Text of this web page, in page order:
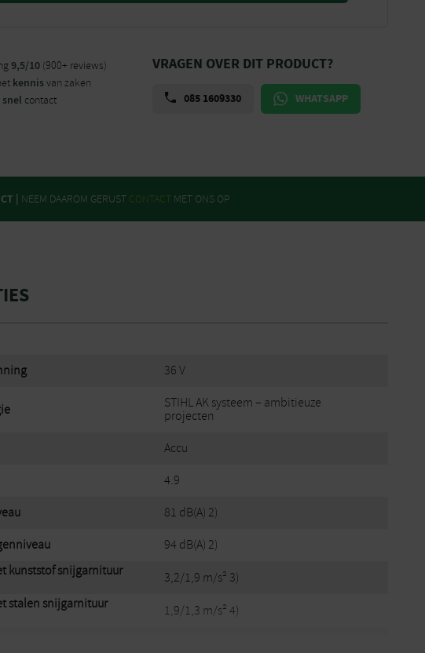
9,5/10 (900+ reviews)
kennisvan zaken
snel contact
VRAGEN OVER DIT PRODUCT?
085 1609330 WHATSAPP
| NEEM DAAROM GERUST CONTACT MET ONS OP
36 V
STIHL AK systeem – ambitieuze
projecten
Accu
4.9
81 dB(A) 2)
94 dB(A) 2)
kunststof snijgarnituur
3,2/1,9 m/s² 3)
stalen snijgarnituur
1,9/1,3 m/s² 4)